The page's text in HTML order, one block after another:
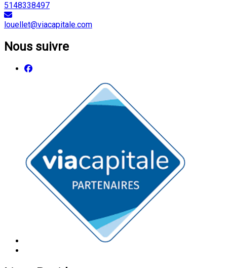
5148338497
louellet@viacapitale.com
Nous suivre